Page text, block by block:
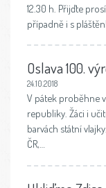
12.30 h. Přijďte
případně i s
Oslava 100.
24.10.2018
V pátek proběhne
republiky. Žáci i
barvách státní
ČR,…